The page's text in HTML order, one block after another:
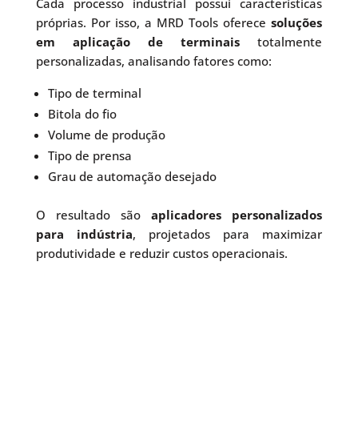
próprias. Por isso, a MRD Tools oferecesoluções
em aplicação de terminais totalmente
personalizadas, analisando fatores como:
Tipo de terminal
Bitola do fio
Volume de produção
Tipo de prensa
Grau de automação desejado
O resultado sãoaplicadores personalizados
para indústria, projetados para maximizar
produtividade e reduzir custos operacionais.